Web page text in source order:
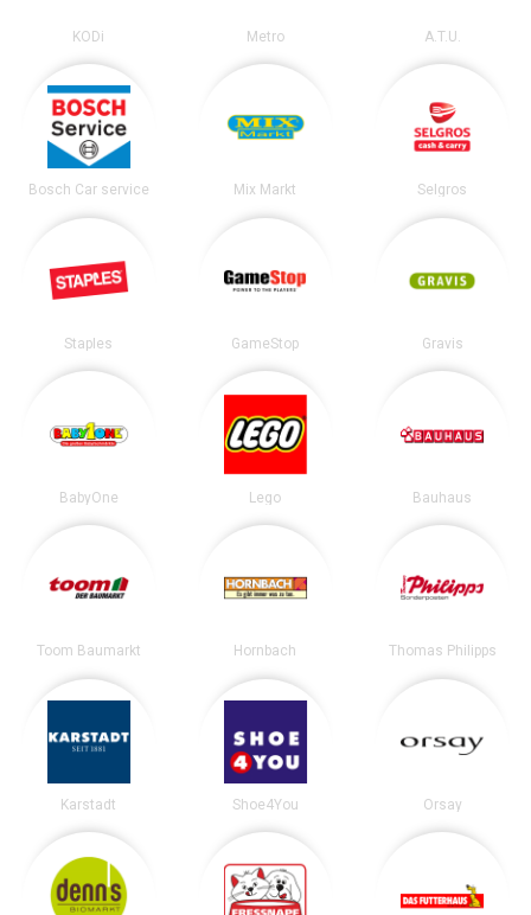
KODi Metro A.T.U.
Bosch Car service Mix Markt Selgros
Staples GameStop Gravis
BabyOne Lego Bauhaus
Toom Baumarkt Hornbach Thomas Philipps
Karstadt Shoe4You Orsay